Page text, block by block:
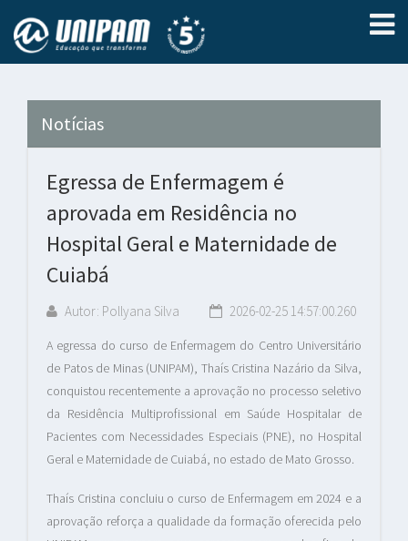
Notícias
Egressa de Enfermagem é
aprovada em Residência no
Hospital Geral e Maternidade de
Cuiabá
Autor: Pollyana Silva 2026-02-25 14:57:00.260
A egressa do curso de Enfermagem do Centro Universitário
de Patos de Minas (UNIPAM), Thaís Cristina Nazário da Silva,
conquistou recentemente a aprovação no processo seletivo
da Residência Multiprofissional em Saúde Hospitalar de
Pacientes com Necessidades Especiais (PNE), no Hospital
Geral e Maternidade de Cuiabá, no estado de Mato Grosso.
Thaís Cristina concluiu o curso de Enfermagem em 2024 e a
aprovação reforça a qualidade da formação oferecida pelo